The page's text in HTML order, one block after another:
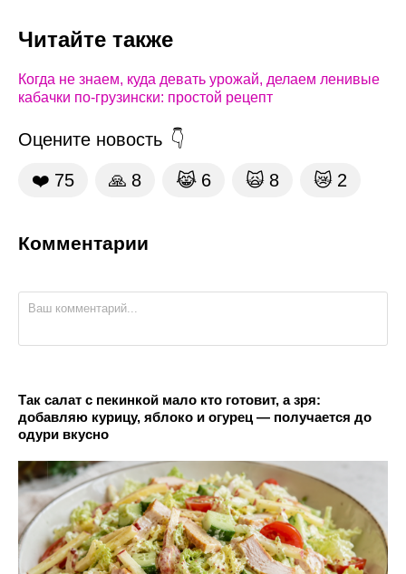
Читайте также
Когда не знаем, куда девать урожай, делаем ленивые
кабачки по-грузински: простой рецепт
Оцените новость
❤️ 75 🙏 8 😹 6 🙀 8 😿 2
Комментарии
Так салат с пекинкой мало кто готовит, а зря:
добавляю курицу, яблоко и огурец — получается до
одури вкусно